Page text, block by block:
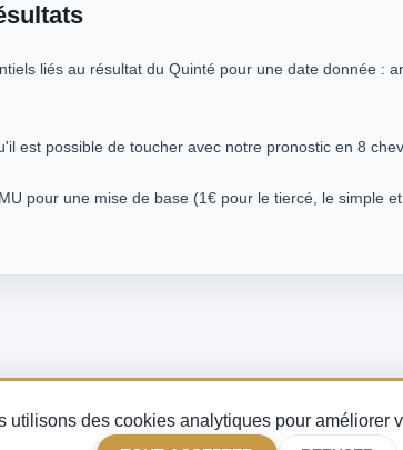
liés au résultat du Quinté pour une date donnée :
est possible de toucher avec notre pronostic en 8
pour une mise de base (1€ pour le tiercé, le simple
du jour, analyse des partants et indice de fiabilité turf — pour
courses PMU.
utilisons des cookies analytiques pour améliorer